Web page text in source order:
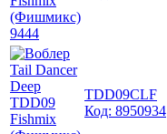
TDD09CLF
Код: 8950934